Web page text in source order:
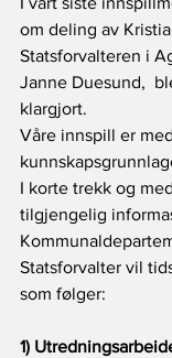
om deling av
Statsforvalteren i
Janne Duesund,
klargjort.
Våre innspill er
I korte trekk og
tilgjengelig
Statsforvalter vil
som følger:
1)